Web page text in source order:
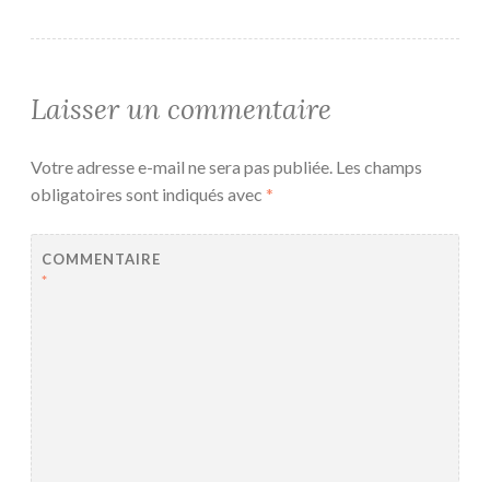
Laisser un commentaire
Votre adresse e-mail ne sera pas publiée. Les champs
obligatoires sont indiqués avec *
COMMENTAIRE
*